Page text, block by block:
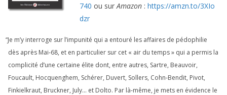
740 ou sur Amazon : https://​amzn​.to/​3​X​I​o​
dzr
“Je m’y inter­roge sur l’impunité qui a entou­ré les affaires de pédo­phi­lie
dès après Mai-68, et en par­ti­cu­lier sur cet « air du temps » qui a per­mis la
com­pli­ci­té d’une cer­taine élite dont, entre autres, Sartre, Beauvoir,
Foucault, Hocquenghem, Schérer, Duvert, Sollers, Cohn-Bendit, Pivot,
Finkielkraut, Bruckner, July… et Dolto. Par là-même, je mets en évi­dence le